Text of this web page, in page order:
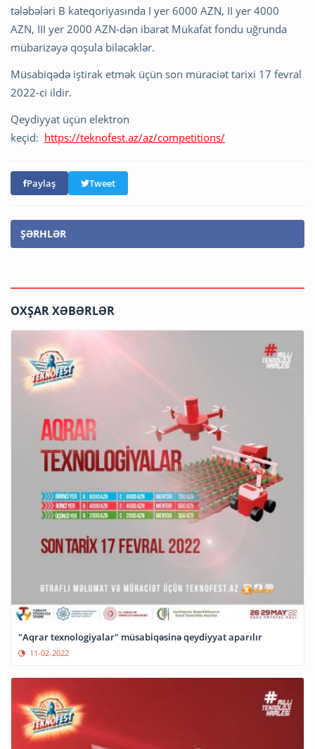
tələbələri B kateqoriyasında I yer 6000 AZN, II yer 4000
AZN, III yer 2000 AZN-dən ibarət Mükafat fondu uğrunda
mübarizəyə qoşula biləcəklər.
Müsabiqədə iştirak etmək üçün son müraciət tarixi 17 fevral
2022-ci ildir.
Qeydiyyat üçün elektron
keçid: https://teknofest.az/az/competitions/
Paylaş Tweet
ŞƏRHLƏR
OXŞAR XƏBƏRLƏR
"Aqrar texnologiyalar" müsabiqəsinə qeydiyyat aparılır
11-02-2022